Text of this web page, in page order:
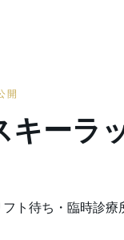
開
キーラ
ト待ち・臨時診療